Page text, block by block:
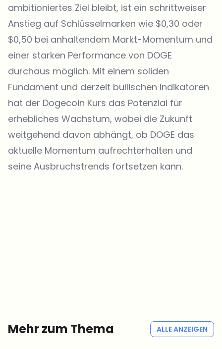
ambitioniertes Ziel bleibt, ist ein schrittweiser
Anstieg auf Schlüsselmarken wie $0,30 oder
$0,50 bei anhaltendem Markt-Momentum und
einer starken Performance von DOGE
durchaus möglich. Mit einem soliden
Fundament und derzeit bullischen Indikatoren
hat der Dogecoin Kurs das Potenzial für
erhebliches Wachstum, wobei die Zukunft
weitgehend davon abhängt, ob DOGE das
aktuelle Momentum aufrechterhalten und
seine Ausbruchstrends fortsetzen kann.
Mehr zum Thema ALLE ANZEIGEN